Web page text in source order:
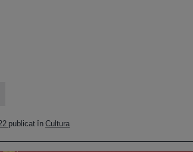
publicat înCultura